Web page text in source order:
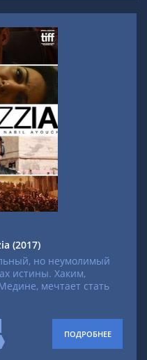
(2017)
но неумолимый
истины. Хаким,
мечтает стать
ПОДРОБНЕЕ